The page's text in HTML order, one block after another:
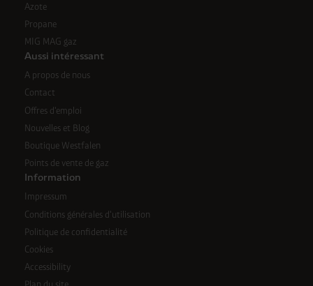
Azote
Propane
MIG MAG gaz
Aussi intéressant
A propos de nous
Contact
Offres d'emploi
Nouvelles et Blog
Boutique Westfalen
Points de vente de gaz
Information
Impressum
Conditions générales d'utilisation
Politique de confidentialité
Cookies
Accessibility